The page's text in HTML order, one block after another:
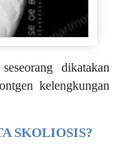
dikatakan
kelengkungan
SKOLIOSIS?